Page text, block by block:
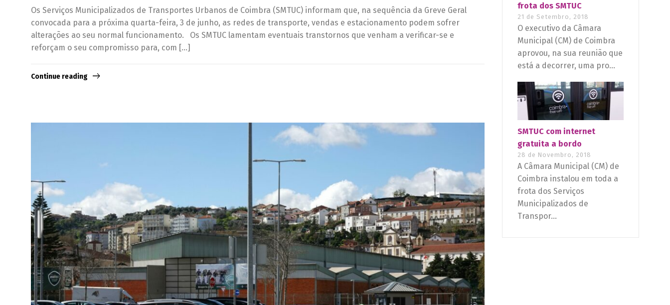
Os Serviços Municipalizados de Transportes Urbanos de Coimbra (SMTUC) informam que, na sequência da Greve Geral
convocada para a próxima quarta-feira, 3 de junho, as redes de transporte, vendas e estacionamento podem sofrer
alterações ao seu normal funcionamento. Os SMTUC lamentam eventuais transtornos que venham a verificar-se e
reforçam o seu compromisso para, com […]
Continue reading
frota dos SMTUC
21 de Setembro, 2018
O executivo da Câmara
Municipal (CM) de Coimbra
aprovou, na sua reunião que
está a decorrer, uma pro...
SMTUC com internet
gratuita a bordo
28 de Novembro, 2018
A Câmara Municipal (CM) de
Coimbra instalou em toda a
frota dos Serviços
Municipalizados de
Transpor...